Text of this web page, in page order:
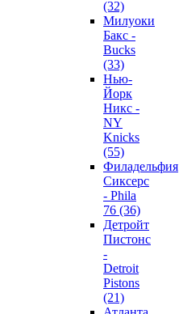
(32)
Милуоки
Бакс -
Bucks
(33)
Нью-
Йорк
Никс -
NY
Knicks
(55)
Филадельфия
Сиксерс
- Phila
76 (36)
Детройт
Пистонс
-
Detroit
Pistons
(21)